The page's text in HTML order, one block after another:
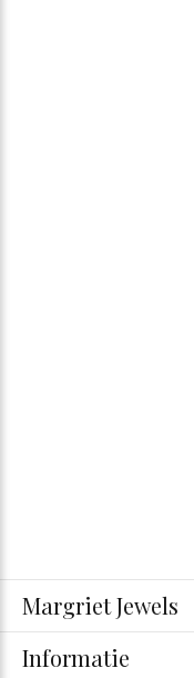
Margriet Jewels
Informatie